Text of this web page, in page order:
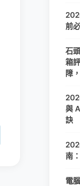
前
石
箱
障
與
訣
南
電